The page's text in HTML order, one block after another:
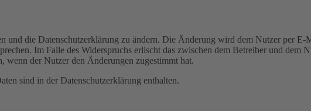
und die Datenschutzerklärung zu ändern. Die Änderung wird dem Nutzer per E-
Im Falle des Widerspruchs erlischt das zwischen dem Betreiber und dem
wenn der Nutzer den Änderungen zugestimmt hat.
sind in der Datenschutzerklärung enthalten.